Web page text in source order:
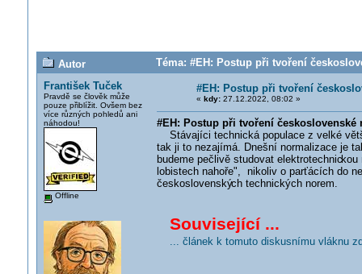
Autor
Téma: #EH: Postup při tvoření
František Tuček
Pravdě se člověk může
pouze přiblížit. Ovšem bez
více různých pohledů ani
náhodou!
Offline
#EH: Postup při tvoření
« kdy:27.12.2022, 08:02 »
#EH: Postup při tvoření československé
Stávajíci technická populace z velké
tak ji to nezajímá. Dnešní normalizace je
budeme pečlivě studovat elektrotechnickou
lobistech nahoře", nikoliv o parťácích do
československých technických norem.
Související ...
... článek k tomuto diskusnímu vláknu